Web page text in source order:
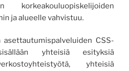
korkeakouluopiskelijoiden
ja alueelle vahvistuu.
CSS-
yhteisiä esityksiä
yhteisiä